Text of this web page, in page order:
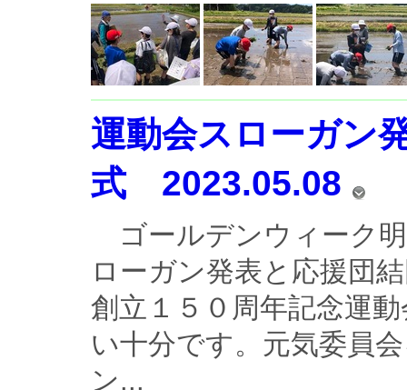
運動会スローガン
式 2023.05.08
ゴールデンウィーク
ローガン発表と応援団
創立１５０周年記念運
い十分です。元気委員
ン...